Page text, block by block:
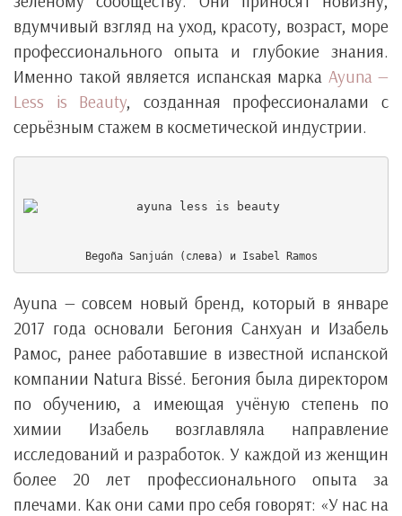
вдумчивый взгляд на уход, красоту, возраст, море
профессионального опыта и глубокие знания.
Именно такой является испанская марка Ayuna —
Less is Beauty, созданная профессионалами с
серьёзным стажем в косметической индустрии.
Begoña Sanjuán (слева) и Isabel Ramos
Ayuna — совсем новый бренд, который в январе
2017 года основали Бегония Санхуан и Изабель
Рамос, ранее работавшие в известной испанской
компании Natura Bissé. Бегония была директором
по обучению, а имеющая учёную степень по
химии Изабель возглавляла направление
исследований и разработок. У каждой из женщин
более 20 лет профессионального опыта за
плечами. Как они сами про себя говорят: «У нас на